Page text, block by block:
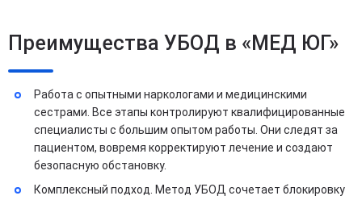
Преимущества УБОД в «МЕД ЮГ»
Работа с опытными наркологами и медицинскими
сестрами. Все этапы контролируют квалифицированные
специалисты с большим опытом работы. Они следят за
пациентом, вовремя корректируют лечение и создают
безопасную обстановку.
Комплексный подход. Метод УБОД сочетает блокировку